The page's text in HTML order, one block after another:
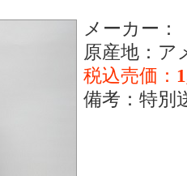
メーカー：
原産地：ア
税込売価：
備考：特別